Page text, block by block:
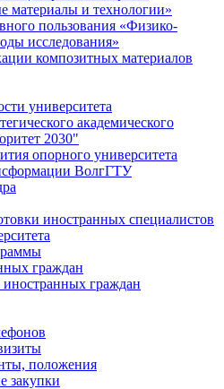
материалы и технологии»
пользования «Физико-
исследования»
композитных материалов
университета
академического
2030"
опорного университета
ВолгГТУ
иностранных специалистов
граждан
граждан
положения
закупки